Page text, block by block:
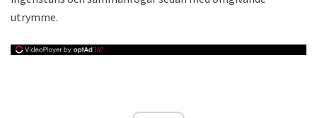
utrymme.